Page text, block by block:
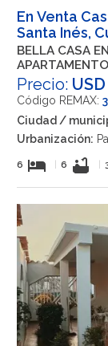
En Venta
Santa Inés,
BELLA CASA
Precio:
Código REMAX:
Ciudad /
Urbanización:
6 hotel 6 bathtub